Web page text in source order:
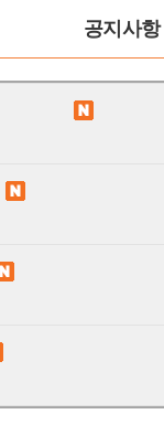
공지사항